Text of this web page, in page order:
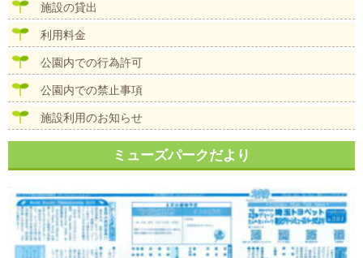
施設の貸出
利用料金
公園内での行為許可
公園内での禁止事項
施設利用のお知らせ
ミューズパークだより